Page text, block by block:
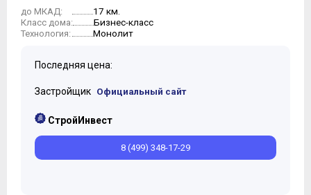
до МКАД: 17 км.
Класс дома: Бизнес-класс
Технология: Монолит
Последняя цена:
Застройщик Официальный сайт
СтройИнвест
8 (499) 348-17-29